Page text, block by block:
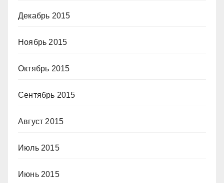
Декабрь 2015
Ноябрь 2015
Октябрь 2015
Сентябрь 2015
Август 2015
Июль 2015
Июнь 2015